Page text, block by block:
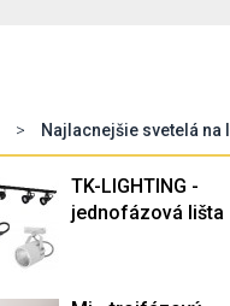
> Najlacnejšie svetelá na
TK-LIGHTING -
jednofázová lišta